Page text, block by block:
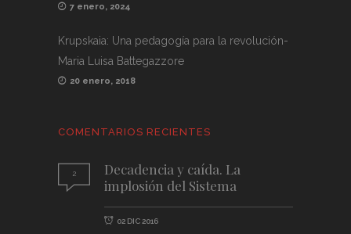
7 enero, 2024
Krupskaia: Una pedagogía para la revolución-
Maria Luisa Battegazzore
20 enero, 2018
COMENTARIOS RECIENTES
2
Decadencia y caída. La
implosión del Sistema
02 DIC 2016